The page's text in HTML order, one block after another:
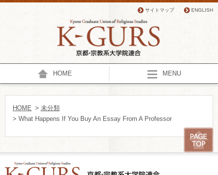
サイトマップ ENGLISH
HOME MENU
HOME > 未分類
> What Happens If You Buy An Essay From A Professor